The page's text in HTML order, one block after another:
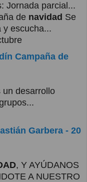
Jornada parcial...
de navidad Se
y escucha...
Campaña de
un desarrollo
Garbera - 20
, Y AYÚDANOS
A NUESTRO